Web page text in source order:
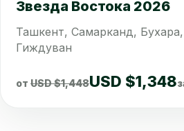
Звезда Востока 2026
Ташкент, Самарканд,
Гиждуван
от USD $1,448USD $1,348